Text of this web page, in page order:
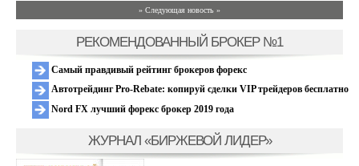
» Следующая новость »
РЕКОМЕНДОВАННЫЙ БРОКЕР №1
Самый правдивый рейтинг брокеров форекс
Автотрейдинг Pro-Rebate: копируй сделки VIP трейдеров бесплатно
Nord FX лучший форекс брокер 2019 года
ЖУРНАЛ «БИРЖЕВОЙ ЛИДЕР»